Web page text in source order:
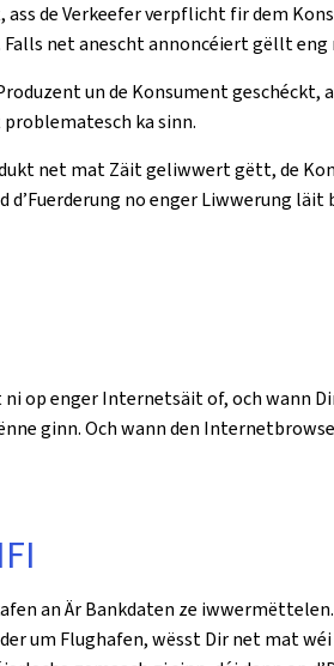
de Verkeefer verpflicht fir dem
net anescht annoncéiert gëllt
un de Konsument geschéckt,
ka sinn.
net mat Zäit geliwwert gëtt, de
d’Fuerderung no enger Liwwerung
op enger Internetsäit of, och wann
ginn. Och wann den
an Är Bankdaten ze
um Flughafen, wësst Dir net mat